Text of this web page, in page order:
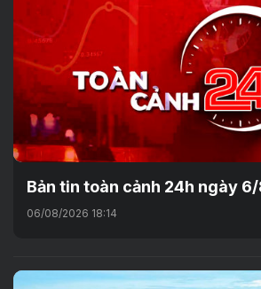
Bản tin toàn cảnh 24h ngày
06/08/2026 18:14